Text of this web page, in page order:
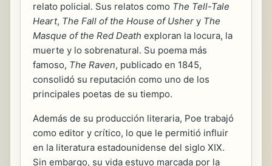
relato policial. Sus relatos como The Tell-Tale
Heart, The Fall of the House of Usher y The
Masque of the Red Death exploran la locura, la
muerte y lo sobrenatural. Su poema más
famoso, The Raven, publicado en 1845,
consolidó su reputación como uno de los
principales poetas de su tiempo.
Además de su producción literaria, Poe trabajó
como editor y crítico, lo que le permitió influir
en la literatura estadounidense del siglo XIX.
Sin embargo, su vida estuvo marcada por la